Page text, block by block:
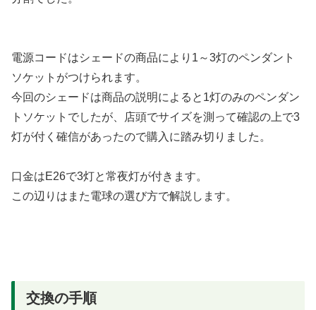
電源コードはシェードの商品により1～3灯のペンダント
ソケットがつけられます。
今回のシェードは商品の説明によると1灯のみのペンダン
トソケットでしたが、店頭でサイズを測って確認の上で3
灯が付く確信があったので購入に踏み切りました。
口金はE26で3灯と常夜灯が付きます。
この辺りはまた電球の選び方で解説します。
交換の手順